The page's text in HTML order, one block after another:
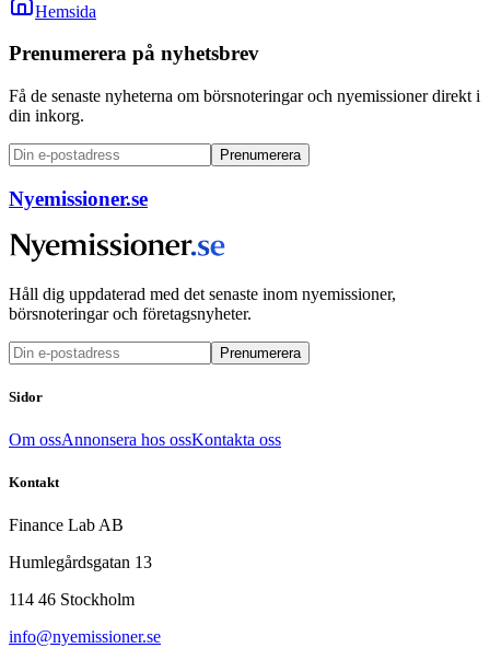
Hemsida
Prenumerera på nyhetsbrev
Få de senaste nyheterna om börsnoteringar och nyemissioner direkt i
din inkorg.
Prenumerera
Nyemissioner.se
Håll dig uppdaterad med det senaste inom nyemissioner,
börsnoteringar och företagsnyheter.
Prenumerera
Sidor
Om ossAnnonsera hos ossKontakta oss
Kontakt
Finance Lab AB
Humlegårdsgatan 13
114 46 Stockholm
info@nyemissioner.se